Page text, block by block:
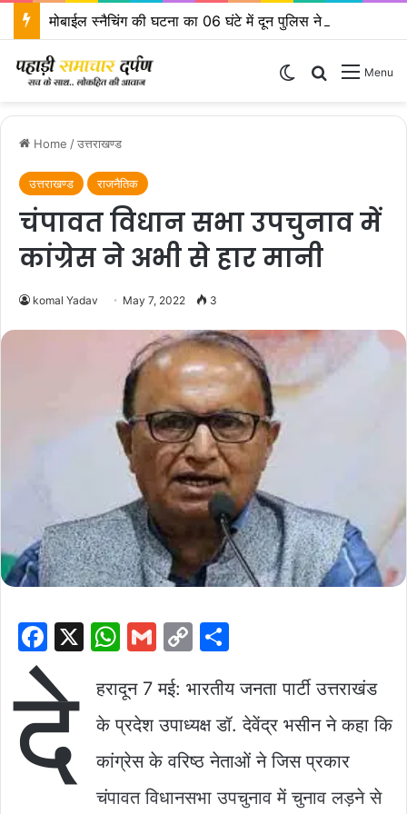
Menu
Search for
Switch skin
Home /उत्तराखण्ड
उत्तराखण्ड राजनैतिक
चंपावत विधान सभा उपचुनाव में
कांग्रेस ने अभी से हार मानी
komal Yadav May 7, 2022 3
F
c
e
b
o
X
W
at
s
A
p
G
ai
l
C
p
y
Li
ar
e
दे
हरादून 7 मई: भारतीय जनता पार्टी उत्तराखंड
के प्रदेश उपाध्यक्ष डॉ. देवेंद्र भसीन ने कहा कि
कांग्रेस के वरिष्ठ नेताओं ने जिस प्रकार
चंपावत विधानसभा उपचुनाव में चुनाव लड़ने से